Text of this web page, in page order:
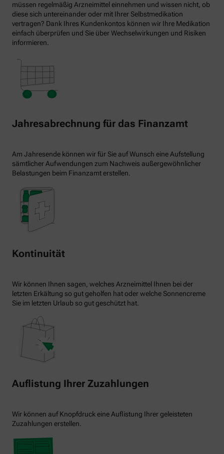
müssen regelmäßig Arzneimittel einnehmen und wissen nicht, ob
diese sich untereinander oder mit Ihrer Selbstmedikation
vertragen? Dank Ihres Kundenkontos können wir Ihre Medikation
einfach überprüfen und Sie über Wechselwirkungen und Risiken
informieren.
Jahresabrechnung für das Finanzamt
Am Jahresende können wir für Sie auf Wunsch eine Aufstellung
sämtlicher Aufwendungen zum Nachweis außergewöhnlicher
Belastungen beim Finanzamt erstellen.
Kontinuität
Wir können Ihnen sagen, welches Arzneimittel Ihnen bei der
letzten Erkältung so gut geholfen hat oder welche Sonnencreme
Sie im letzten Urlaub so gut geschützt hat.
Auflistung Ihrer Zuzahlungen
Wir können auf Knopfdruck eine Auflistung Ihrer geleisteten
Zuzahlungen erstellen.